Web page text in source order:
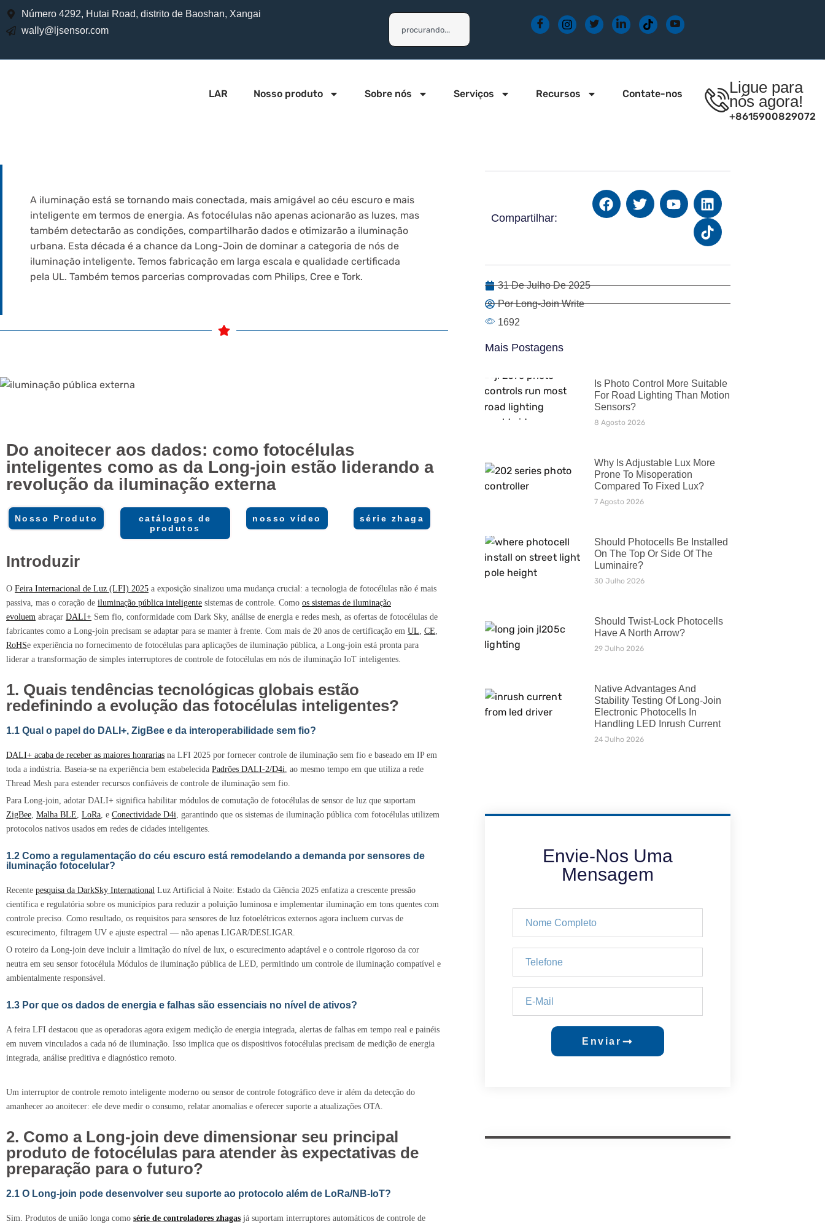
Número 4292, Hutai Road, distrito de Baoshan, Xangai
wally@ljsensor.com
LAR Nosso produto Sobre nós Serviços Recursos Contate-nos
Ligue para
nós agora!
+8615900829072
A iluminação está se tornando mais conectada, mais amigável ao céu escuro e mais
inteligente em termos de energia. As fotocélulas não apenas acionarão as luzes, mas
também detectarão as condições, compartilharão dados e otimizarão a iluminação
urbana. Esta década é a chance da Long-Join de dominar a categoria de nós de
iluminação inteligente. Temos fabricação em larga escala e qualidade certificada
pela UL. Também temos parcerias comprovadas com Philips, Cree e Tork.
Do anoitecer aos dados: como fotocélulas
inteligentes como as da Long-join estão liderando a
revolução da iluminação externa
Nosso Produto
catálogos de
produtos
nosso vídeo série zhaga
Introduzir
O Feira Internacional de Luz (LFI) 2025 a exposição sinalizou uma mudança crucial: a tecnologia de fotocélulas não é mais
passiva, mas o coração de iluminação pública inteligente sistemas de controle. Como os sistemas de iluminação
evoluem abraçar DALI+ Sem fio, conformidade com Dark Sky, análise de energia e redes mesh, as ofertas de fotocélulas de
fabricantes como a Long-join precisam se adaptar para se manter à frente. Com mais de 20 anos de certificação em UL, CE,
RoHSe experiência no fornecimento de fotocélulas para aplicações de iluminação pública, a Long-join está pronta para
liderar a transformação de simples interruptores de controle de fotocélulas em nós de iluminação IoT inteligentes.
1. Quais tendências tecnológicas globais estão
redefinindo a evolução das fotocélulas inteligentes?
1.1 Qual o papel do DALI+, ZigBee e da interoperabilidade sem fio?
DALI+ acaba de receber as maiores honrarias na LFI 2025 por fornecer controle de iluminação sem fio e baseado em IP em
toda a indústria. Baseia-se na experiência bem estabelecida Padrões DALI‑2/D4i, ao mesmo tempo em que utiliza a rede
Thread Mesh para estender recursos confiáveis de controle de iluminação sem fio.
Para Long-join, adotar DALI+ significa habilitar módulos de comutação de fotocélulas de sensor de luz que suportam
ZigBee, Malha BLE, LoRa, e Conectividade D4i, garantindo que os sistemas de iluminação pública com fotocélulas utilizem
protocolos nativos usados em redes de cidades inteligentes.
1.2 Como a regulamentação do céu escuro está remodelando a demanda por sensores de
iluminação fotocelular?
Recente pesquisa da DarkSky International Luz Artificial à Noite: Estado da Ciência 2025 enfatiza a crescente pressão
científica e regulatória sobre os municípios para reduzir a poluição luminosa e implementar iluminação em tons quentes com
controle preciso. Como resultado, os requisitos para sensores de luz fotoelétricos externos agora incluem curvas de
escurecimento, filtragem UV e ajuste espectral — não apenas LIGAR/DESLIGAR.
O roteiro da Long-join deve incluir a limitação do nível de lux, o escurecimento adaptável e o controle rigoroso da cor
neutra em seu sensor fotocélula Módulos de iluminação pública de LED, permitindo um controle de iluminação compatível e
ambientalmente responsável.
1.3 Por que os dados de energia e falhas são essenciais no nível de ativos?
A feira LFI destacou que as operadoras agora exigem medição de energia integrada, alertas de falhas em tempo real e painéis
em nuvem vinculados a cada nó de iluminação. Isso implica que os dispositivos fotocélulas precisam de medição de energia
integrada, análise preditiva e diagnóstico remoto.
Um interruptor de controle remoto inteligente moderno ou sensor de controle fotográfico deve ir além da detecção do
amanhecer ao anoitecer: ele deve medir o consumo, relatar anomalias e oferecer suporte a atualizações OTA.
2. Como a Long-join deve dimensionar seu principal
produto de fotocélulas para atender às expectativas de
preparação para o futuro?
2.1 O Long-join pode desenvolver seu suporte ao protocolo além de LoRa/NB‑IoT?
Sim. Produtos de união longa como série de controladores zhagas já suportam interruptores automáticos de controle de
Compartilhar:
31 De Julho De 2025
Por Long-Join Write
1692
Mais Postagens
Is Photo Control More Suitable
For Road Lighting Than Motion
Sensors?
8 Agosto 2026
Why Is Adjustable Lux More
Prone To Misoperation
Compared To Fixed Lux?
7 Agosto 2026
Should Photocells Be Installed
On The Top Or Side Of The
Luminaire?
30 Julho 2026
Should Twist-Lock Photocells
Have A North Arrow?
29 Julho 2026
Native Advantages And
Stability Testing Of Long-Join
Electronic Photocells In
Handling LED Inrush Current
24 Julho 2026
Envie-Nos Uma
Mensagem
Enviar